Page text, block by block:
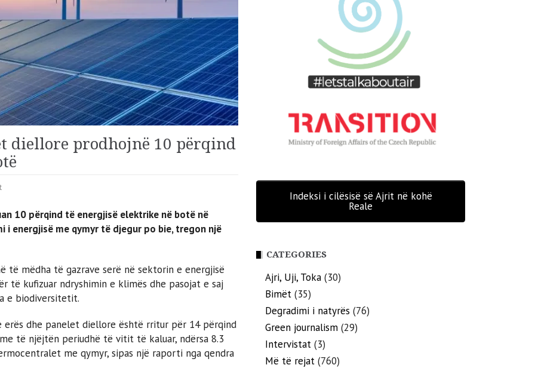
diellore prodhojnë 10 përqind
10 përqind të energjisë elektrike në botë në
energjisë me qymyr të djegur po bie, tregon një
të mëdha të gazrave serë në sektorin e energjisë
të kufizuar ndryshimin e klimës dhe pasojat e saj
e biodiversitetit.
dhe panelet diellore është rritur për 14 përqind
të njëjtën periudhë të vitit të kaluar, ndërsa 8.3
me qymyr, sipas një raporti nga qendra
Indeksi i cilësisë së Ajrit në kohë
Reale
CATEGORIES
Ajri, Uji, Toka (30)
Bimët (35)
Degradimi i natyrës (76)
Green journalism (29)
Intervistat (3)
Më të rejat (760)